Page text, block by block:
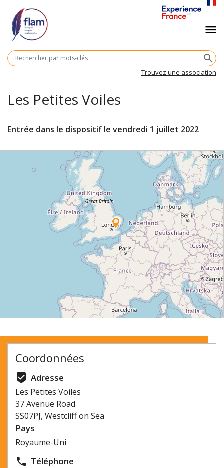
contenu
principal
Navigation
principalesearch
Trouvez une association
menu
Les Petites Voiles
Entrée dans le dispositif le vendredi 1 juillet 2022
©OpenStreetMapcontributors.
Coordonnées
beenhere Adresse
Les Petites Voiles
37 Avenue Road
SS07PJ, Westcliff on Sea
Pays
Royaume-Uni
local_phone Téléphone